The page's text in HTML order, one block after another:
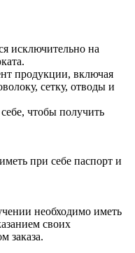
исключительно на
продукции, включая
сетку, отводы и
чтобы получить
при себе паспорт и
необходимо иметь
своих
заказа.